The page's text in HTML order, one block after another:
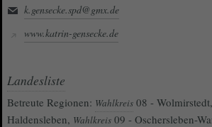
k.gensecke.spd@gmx.de
www.katrin-gensecke.de
Landesliste
Betreute Regionen: Wahlkreis 08 - Wolmirstedt,
Haldensleben, Wahlkreis 09 - Oschersleben-